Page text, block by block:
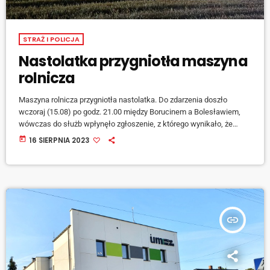
STRAŻ I POLICJA
Nastolatka przygniotła maszyna
rolnicza
Maszyna rolnicza przygniotła nastolatka. Do zdarzenia doszło
wczoraj (15.08) po godz. 21.00 między Borucinem a Bolesławiem,
wówczas do służb wpłynęło zgłoszenie, z którego wynikało, że
ładowarka typu Manitou przewróciła się na 17-latka. Na miejsce
today 16 SIERPNIA 2023
insert_link